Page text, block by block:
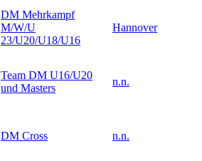
DM Mehrkampf
M/W/U
23/U20/U18/U16
Hannover
Team DM U16/U20
und Masters
n.n.
DM Cross n.n.